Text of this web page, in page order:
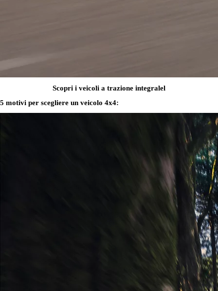
Scopri i veicoli a trazione integralel
5 motivi per scegliere un veicolo 4x4: